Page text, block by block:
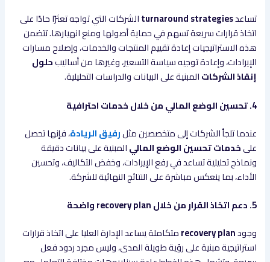
تساعدturnaround strategiesالشركات التي تواجه تعثرًا حادًا على
اتخاذ قرارات سريعة تسهم في حماية أصولها ومنع انهيارها. تتضمن
هذه الاستراتيجيات إعادة تقييم المنتجات والخدمات، وإصلاح مسارات
الإيرادات، وإعادة توجيه سياسة التسعير، وغيرها من أساليبحلول
إنقاذ الشركاتالمبنية على البيانات والدراسات التحليلية.
4. تحسين الوضع المالي من خلال خدمات احترافية
عندما تلجأ الشركات إلى متخصصين مثلرفيق الريادة، فإنها تحصل
علىخدمات تحسين الوضع الماليالمبنية على بيانات دقيقة
ونماذج تحليلية تساعد في رفع الإيرادات، وخفض التكاليف، وتحسين
الأداء، بما ينعكس مباشرة على النتائج النهائية للشركة.
5. دعم اتخاذ القرار من خلال recovery plan واضحة
وجودrecovery planمتكاملة يساعد الإدارة العليا على اتخاذ قرارات
استراتيجية مبنية على رؤية طويلة المدى، وليس مجرد ردود فعل